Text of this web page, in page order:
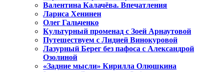
Валентина Калачёва. Впечатления
Лариса Хенинен
Олег Гальченко
Культурный променад с Зоей Арнаутовой
Путешествуем с Лидией Винокуровой
Лазурный Берег без пафоса с Александрой
Озолиной
«Задние мысли» Кирилла Олюшкина